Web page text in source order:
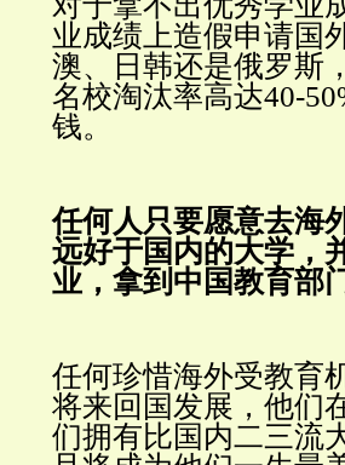
业成绩上造假申请国
澳、日韩还是俄罗斯
名校淘汰率高达40-
钱。
任何人只要愿意去海
远好于国内的大学，
业，拿到中国教育部
任何珍惜海外受教育
将来回国发展，他们
们拥有比国内二三流